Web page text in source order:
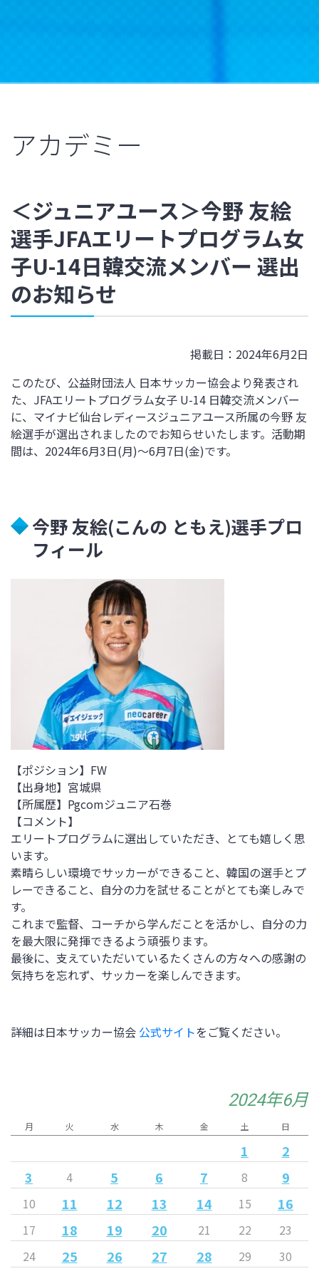
アカデミー
＜ジュニアユース＞今野 友絵
選手JFAエリートプログラム女
子U-14日韓交流メンバー 選出
のお知らせ
掲載日：2024年6月2日
このたび、公益財団法人 日本サッカー協会より発表され
た、JFAエリートプログラム女子 U-14 日韓交流メンバー
に、マイナビ仙台レディースジュニアユース所属の今野 友
絵選手が選出されましたのでお知らせいたします。活動期
間は、2024年6月3日(月)～6月7日(金)です。
今野 友絵(こんの ともえ)選手プロ
フィール
【ポジション】FW
【出身地】宮城県
【所属歴】 Pgcomジュニア石巻
【コメント】
エリートプログラムに選出していただき、とても嬉しく思
います。
素晴らしい環境でサッカーができること、韓国の選手とプ
レーできること、自分の力を試せることがとても楽しみで
す。
これまで監督、コーチから学んだことを活かし、自分の力
を最大限に発揮できるよう頑張ります。
最後に、支えていただいているたくさんの方々への感謝の
気持ちを忘れず、サッカーを楽しんできます。
詳細は日本サッカー協会 公式サイトをご覧ください。
2024年6月
月 火 水 木 金 土 日
1
2
3
4 5 6 7 8 9
10 11 12 13 14 15 16
17 18 19 20 21 22
23
24
25 26 27 28 29 30